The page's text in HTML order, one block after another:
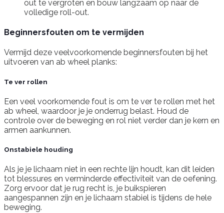
out te vergroten en bouw langzaam op naar de
volledige roll-out.
Beginnersfouten om te vermijden
Vermijd deze veelvoorkomende beginnersfouten bij het
uitvoeren van ab wheel planks:
Te ver rollen
Een veel voorkomende fout is om te ver te rollen met het
ab wheel, waardoor je je onderrug belast. Houd de
controle over de beweging en rol niet verder dan je kern en
armen aankunnen.
Onstabiele houding
Als je je lichaam niet in een rechte lijn houdt, kan dit leiden
tot blessures en verminderde effectiviteit van de oefening.
Zorg ervoor dat je rug recht is, je buikspieren
aangespannen zijn en je lichaam stabiel is tijdens de hele
beweging.